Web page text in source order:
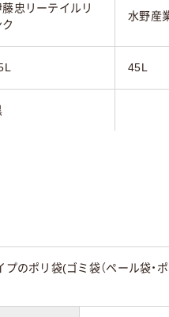
藤忠リーテイルリ
ク
水野産
45L
ポリ袋(ゴミ袋（ペール袋・ポ